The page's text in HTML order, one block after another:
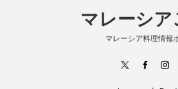
マレーシア
マレーシア料理情報
RSS